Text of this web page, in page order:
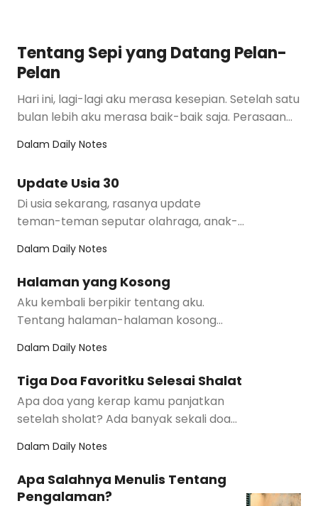
Tentang Sepi yang Datang Pelan-
Pelan
Hari ini, lagi-lagi aku merasa kesepian. Setelah satu
bulan lebih aku merasa baik-baik saja. Perasaan
Dalam Daily Notes
Update Usia 30
Di usia sekarang, rasanya update
teman-teman seputar olahraga, anak-
Kita tidak l…
Dalam Daily Notes
Halaman yang Kosong
Aku kembali berpikir tentang aku.
Tentang halaman-halaman kosong
beberapa jeda. Te…
Dalam Daily Notes
Tiga Doa Favoritku Selesai Shalat
Apa doa yang kerap kamu panjatkan
setelah sholat? Ada banyak sekali doa
setelah shol…
Dalam Daily Notes
Apa Salahnya Menulis Tentang
Pengalaman?